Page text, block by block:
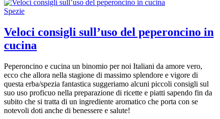
Spezie
Veloci consigli sull’uso del peperoncino in
cucina
Peperoncino e cucina un binomio per noi Italiani da amore vero,
ecco che allora nella stagione di massimo splendore e vigore di
questa erba/spezia fantastica suggeriamo alcuni piccoli consigli sul
suo uso proficuo nella preparazione di ricette e piatti sapendo fin da
subito che si tratta di un ingrediente aromatico che porta con se
notevoli doti anche di benessere e salute!